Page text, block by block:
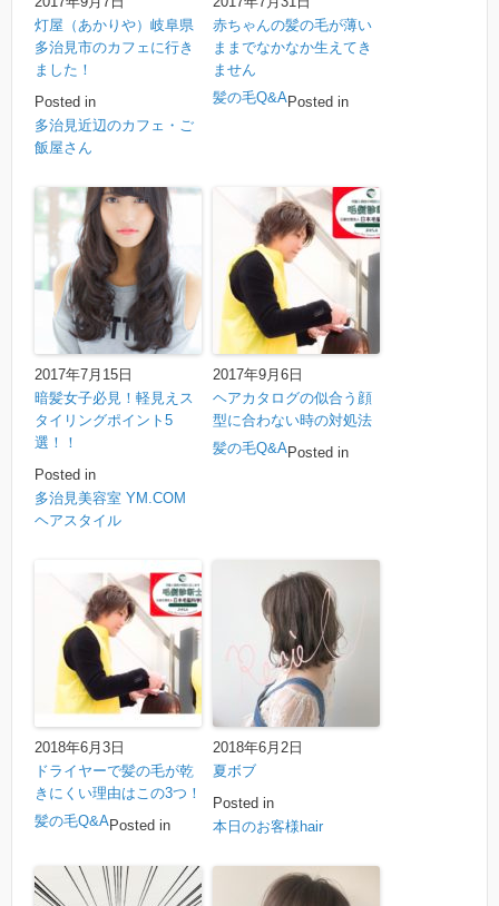
灯屋（あかりや）岐阜県
多治見市のカフェに行き
ました！
Posted in
多治見近辺のカフェ・ご
飯屋さん
赤ちゃんの髪の毛が薄い
ままでなかなか生えてき
ません
Posted in
髪の毛Q&A
2017年7月15日
暗髪女子必見！軽見えス
タイリングポイント5
選！！
Posted in
多治見美容室 YM.COM
ヘアスタイル
2017年9月6日
ヘアカタログの似合う顔
型に合わない時の対処法
Posted in
髪の毛Q&A
2018年6月3日
ドライヤーで髪の毛が乾
きにくい理由はこの3つ！
Posted in
髪の毛Q&A
2018年6月2日
夏ボブ
Posted in
本日のお客様hair